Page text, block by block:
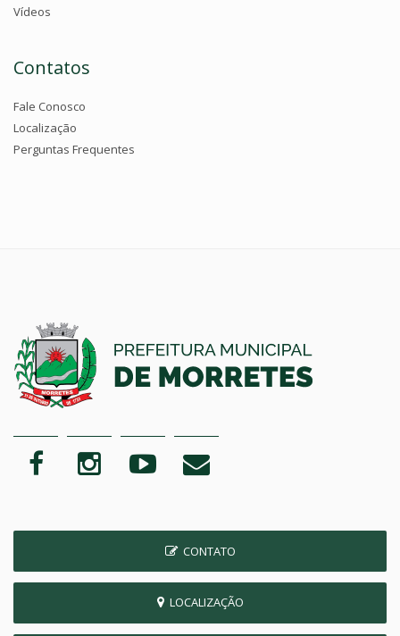
Vídeos
Contatos
Fale Conosco
Localização
Perguntas Frequentes
CONTATO
LOCALIZAÇÃO